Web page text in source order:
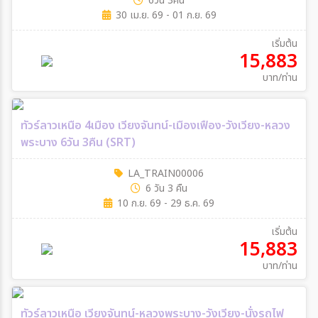
30 เม.ย. 69 - 01 ก.ย. 69
เริ่มต้น
15,883
บาท/ท่าน
ทัวร์ลาวเหนือ 4เมือง เวียงจันทน์-เมืองเฟือง-วังเวียง-หลวง
พระบาง 6วัน 3คืน (SRT)
LA_TRAIN00006
6 วัน 3 คืน
10 ก.ย. 69 - 29 ธ.ค. 69
เริ่มต้น
15,883
บาท/ท่าน
ทัวร์ลาวเหนือ เวียงจันทน์-หลวงพระบาง-วังเวียง-นั่งรถไฟ